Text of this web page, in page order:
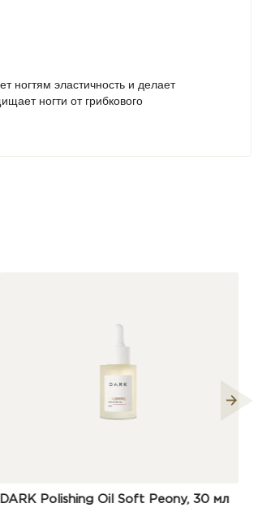
эластичность и делает
ногти от грибкового
Peony, 30 мл
Файл-лента для пилы